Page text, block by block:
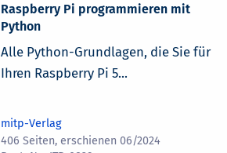
Raspberry Pi programmieren mit
Python
Alle Python-Grundlagen, die Sie für
Ihren Raspberry Pi 5...
mitp-Verlag
406 Seiten, erschienen 06/2024